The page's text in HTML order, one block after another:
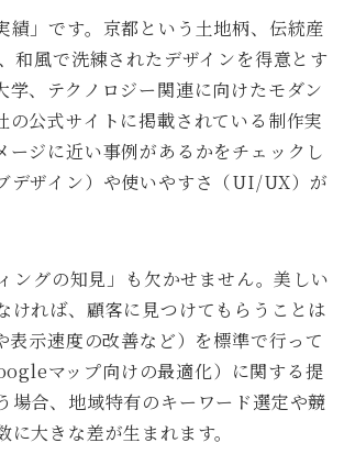
」です。京都という土地柄、伝統産
和風で洗練されたデザインを得意とす
、テクノロジー関連に向けたモダン
公式サイトに掲載されている制作実
ジに近い事例があるかをチェックし
デザイン）や使いやすさ（UI/UX）が
ングの知見」も欠かせません。美しい
ければ、顧客に見つけてもらうことは
示速度の改善など）を標準で行って
マップ向けの最適化）に関する提
場合、地域特有のキーワード選定や競
大きな差が生まれます。